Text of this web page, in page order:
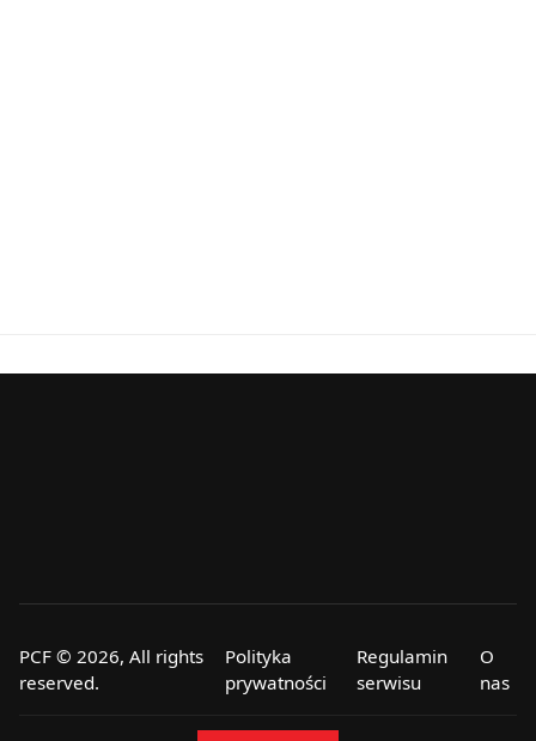
PCF © 2026, All rights
reserved.
Polityka
prywatności
Regulamin
serwisu
O
nas